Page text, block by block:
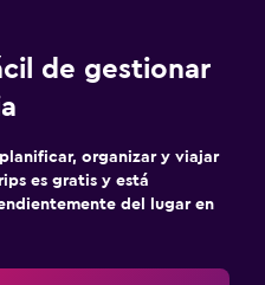
de gestionar
organizar y viajar
es gratis y está
del lugar en